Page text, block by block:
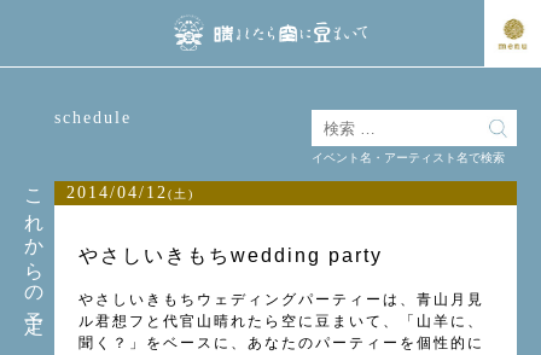
これからの予定
schedule
2014/04/12(土)
やさしいきもちwedding party
やさしいきもちウェディングパーティーは、青山月見
ル君想フと代官山晴れたら空に豆まいて、「山羊に、
聞く？」をベースに、あなたのパーティーを個性的に
イベント名・アーティスト名で検索